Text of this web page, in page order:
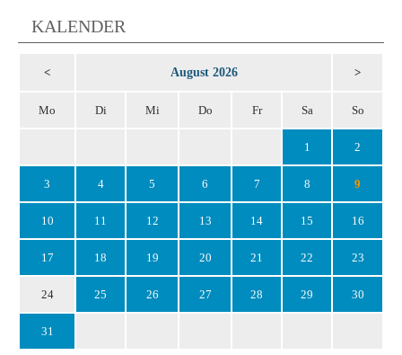
KALENDER
< August 2026 >
Mo Di Mi Do Fr Sa So
1 2
3 4 5 6 7 8 9
10 11 12 13 14 15 16
17 18 19 20 21 22 23
24 25 26 27 28 29 30
31